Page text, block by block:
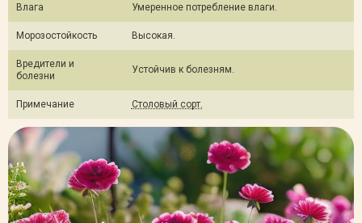
Влага Умеренное потребление влаги.
Морозостойкость Высокая.
Вредители и
болезни
Устойчив к болезням.
Примечание Столовый сорт.